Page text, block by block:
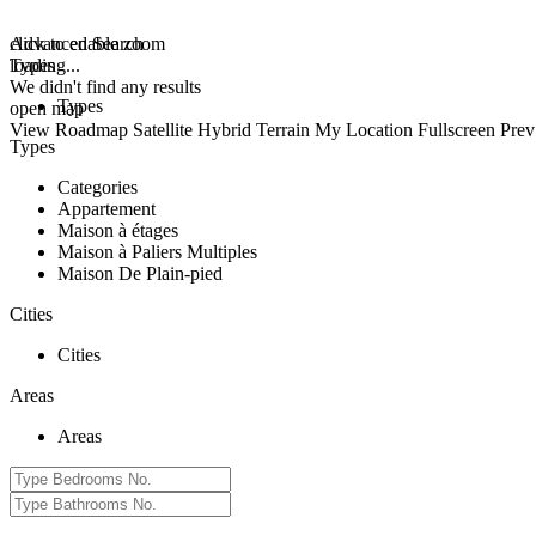
click to enable zoom
loading...
We didn't find any results
open map
View Roadmap Satellite Hybrid Terrain My Location Fullscreen Prev
Advanced Search
Types
Types
Types
Categories
Appartement
Maison à étages
Maison à Paliers Multiples
Maison De Plain-pied
Cities
Cities
Areas
Areas